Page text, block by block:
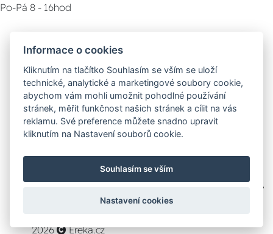
Po-Pá 8 - 16hod
Poradna
Možnosti dopravy
Bezpečná a rychlá platba
2026 Ereka.cz
Informace o cookies
Kliknutím na tlačítko Souhlasím se vším se uloží
technické, analytické a marketingové soubory cookie,
abychom vám mohli umožnit pohodlné používání
stránek, měřit funkčnost našich stránek a cílit na vás
reklamu. Své preference můžete snadno upravit
kliknutím na Nastavení souborů cookie.
Souhlasím se vším
Nastavení cookies